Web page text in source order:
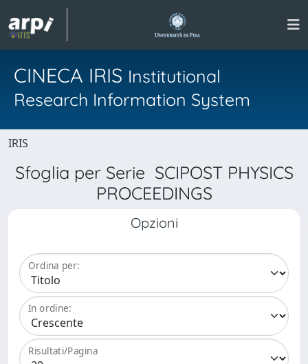
CINECA IRIS Institutional
Research Information System
IRIS
Sfoglia per Serie SCIPOST PHYSICS
PROCEEDINGS
Opzioni
Ordina per:
In ordine:
Risultati/Pagina